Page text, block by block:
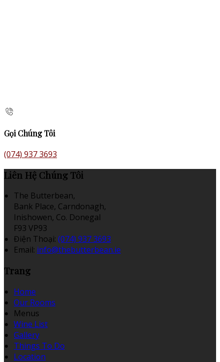
Gọi Chúng Tôi
(074) 937 3693
Liên Hệ Chúng Tôi
The Butterbean,
Bank Place, Carndonagh,
Inishowen, Co. Donegal
F93 VP93
Điện Thoại: (074) 937 3693
Email: info@thebutterbean.ie
Trang
Home
Our Rooms
Menus
Wine List
Gallery
Things To Do
Location